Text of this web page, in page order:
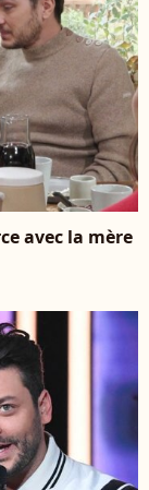
avec la mère